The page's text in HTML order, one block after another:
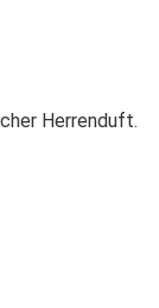
Herrenduft.